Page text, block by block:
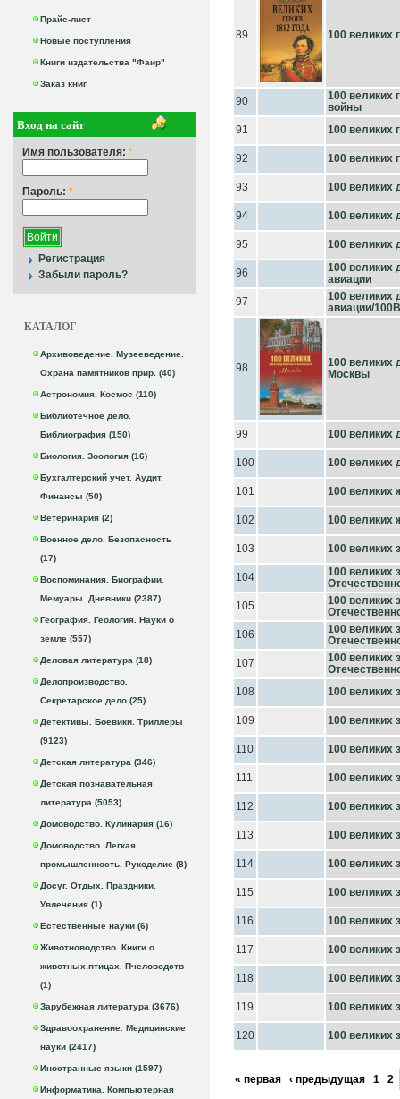
Прайс-лист
Новые поступления
Книги издательства "Фаир"
Заказ книг
Вход на сайт
Имя пользователя: *
Пароль: *
Регистрация
Забыли пароль?
КАТАЛОГ
Архивоведение. Музееведение.
Охрана памятников прир. (40)
Астрономия. Космос (110)
Библиотечное дело.
Библиография (150)
Биология. Зоология (16)
Бухгалтерский учет. Аудит.
Финансы (50)
Ветеринария (2)
Военное дело. Безопасность
(17)
Воспоминания. Биографии.
Мемуары. Дневники (2387)
География. Геология. Науки о
земле (557)
Деловая литература (18)
Делопроизводство.
Секретарское дело (25)
Детективы. Боевики. Триллеры
(9123)
Детская литература (346)
Детская познавательная
литература (5053)
Домоводство. Кулинария (16)
Домоводство. Легкая
промышленность. Рукоделие (8)
Досуг. Отдых. Праздники.
Увлечения (1)
Естественные науки (6)
Животноводство. Книги о
животных,птицах. Пчеловодств
(1)
Зарубежная литература (3676)
Здравоохранение. Медицинские
науки (2417)
Иностранные языки (1597)
Информатика. Компьютерная
89 100 великих
90
100 великих
войны
91
100 великих
92 100 великих
93 100 великих
94 100 великих
95 100 великих
96
100 великих
авиации
97
100 великих
авиации/100В
98
100 великих
Москвы
99 100 великих
100 100 великих
101 100 великих
102 100 великих
103 100 великих
104
100 великих
105
100 великих
106
100 великих
107
100 великих
108
100 великих
109 100 великих
110 100 великих
111 100 великих
112 100 великих
113 100 великих
114 100 великих
115 100 великих
116 100 великих
117 100 великих
118 100 великих
119 100 великих
120 100 великих
« первая ‹ предыдущая 1 2